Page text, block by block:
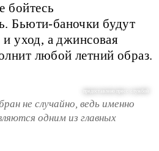
бойтесь
Бьюти-баночки будут
и уход, а джинсовая
любой летний образ.
предоставлено пресс-службой
не случайно, ведь именно
одним из главных